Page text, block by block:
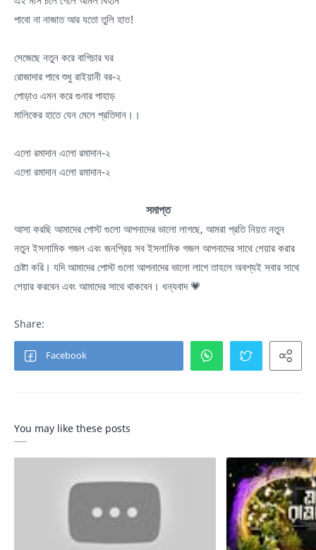
পাবো না নাজাত আর যতো তুলি হাত!
সেজেছে নতুন করে বাগিচার ঘর
রোজাদার পাবে শুধু রাইয়ানী বর-২
পোড়াও এমন করে গুনার পাহাড়
মালিকের হাতে যেন মেলে প্রতিদান।।
এলো রমাদান এলো রমাদান-২
এলো রমাদান এলো রমাদান-২
সমাপ্ত
আসা করছি আমাদের পোস্ট গুলো আপনাদের ভালো লাগছে, আমরা প্রতি নিয়ত নতুন
নতুন ইসলামিক গজল এবং জনপ্রিয় সব ইসলামিক গজল আপনাদের সাথে শেয়ার করার
চেষ্টা করি। যদি আমাদের পোস্ট গুলো আপনাদের ভালো লাগে তাহলে অবশ্যই সবার সাথে
শেয়ার করবেন এবং আমাদের সাথে থাকবেন। ধন্যবাদ 💗
You may like these posts